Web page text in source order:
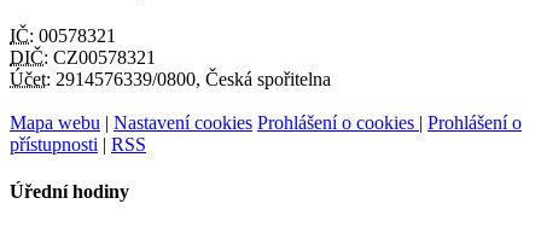
IČ: 00578321
DIČ: CZ00578321
Účet: 2914576339/0800, Česká spořitelna
Mapa webu | Nastavení cookies Prohlášení o cookies | Prohlášení o
přístupnosti | RSS
Úřední hodiny